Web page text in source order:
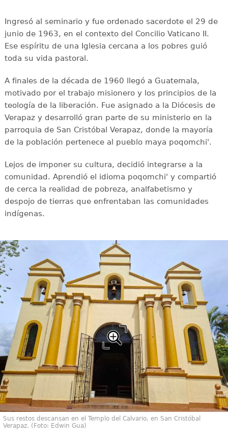
Ingresó al seminario y fue ordenado sacerdote el 29 de
junio de 1963, en el contexto del Concilio Vaticano II.
Ese espíritu de una Iglesia cercana a los pobres guió
toda su vida pastoral.
A finales de la década de 1960 llegó a Guatemala,
motivado por el trabajo misionero y los principios de la
teología de la liberación. Fue asignado a la Diócesis de
Verapaz y desarrolló gran parte de su ministerio en la
parroquia de San Cristóbal Verapaz, donde la mayoría
de la población pertenece al pueblo maya poqomchi'.
Lejos de imponer su cultura, decidió integrarse a la
comunidad. Aprendió el idioma poqomchi' y compartió
de cerca la realidad de pobreza, analfabetismo y
despojo de tierras que enfrentaban las comunidades
indígenas.
Sus restos descansan en el Templo del Calvario, en San Cristóbal
Verapaz. (Foto: Edwin Gua)